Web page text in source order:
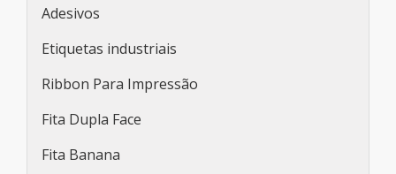
Adesivos
Etiquetas industriais
Ribbon Para Impressão
Fita Dupla Face
Fita Banana